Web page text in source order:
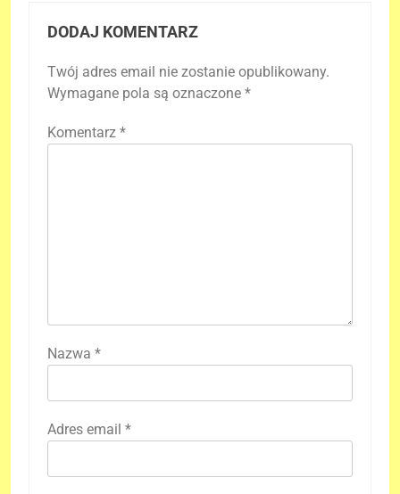
DODAJ KOMENTARZ
Twój adres email nie zostanie opublikowany.
Wymagane pola są oznaczone *
Komentarz *
Nazwa *
Adres email *